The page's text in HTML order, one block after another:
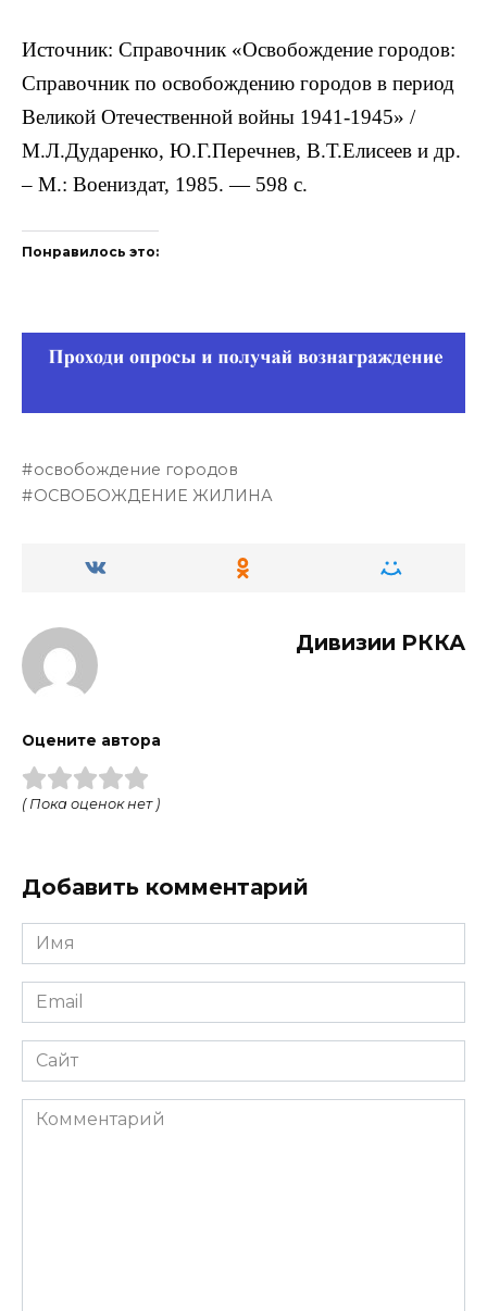
Источник: Справочник «Освобождение городов:
Справочник по освобождению городов в период
Великой Отечественной войны 1941-1945» /
М.Л.Дударенко, Ю.Г.Перечнев, В.Т.Елисеев и др.
– М.: Воениздат, 1985. — 598 с.
Понравилось это:
освобождение городов
ОСВОБОЖДЕНИЕ ЖИЛИНА
Дивизии РККА
Оцените автора
( Пока оценок нет )
Добавить комментарий
Имя
Email
Сайт
Комментарий